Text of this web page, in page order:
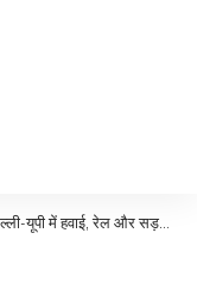
हवाई, रेल और सड़क यातायात पर असर